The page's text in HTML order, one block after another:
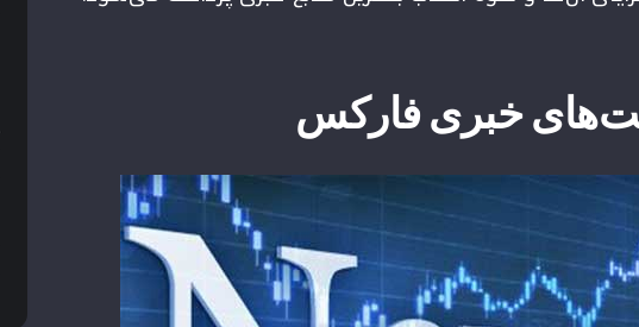
خبری فارکس